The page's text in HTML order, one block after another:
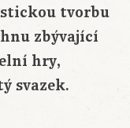
tvorbu
zbývající
hry,
svazek.